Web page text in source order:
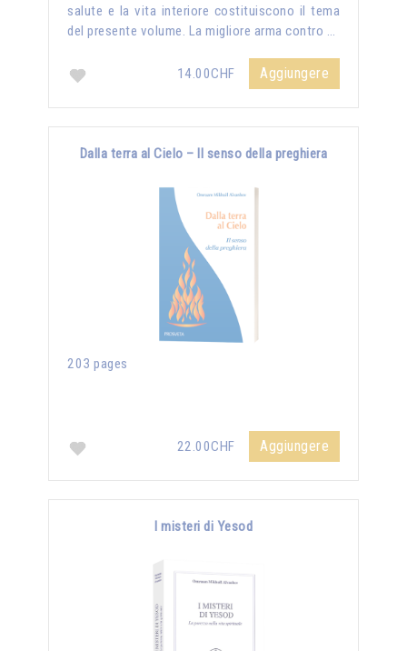
salute e la vita interiore costituiscono il tema
del presente volume. La migliore arma contro …
14.00CHF Aggiungere
Dalla terra al Cielo – Il senso della preghiera
203 pages
22.00CHF Aggiungere
I misteri di Yesod